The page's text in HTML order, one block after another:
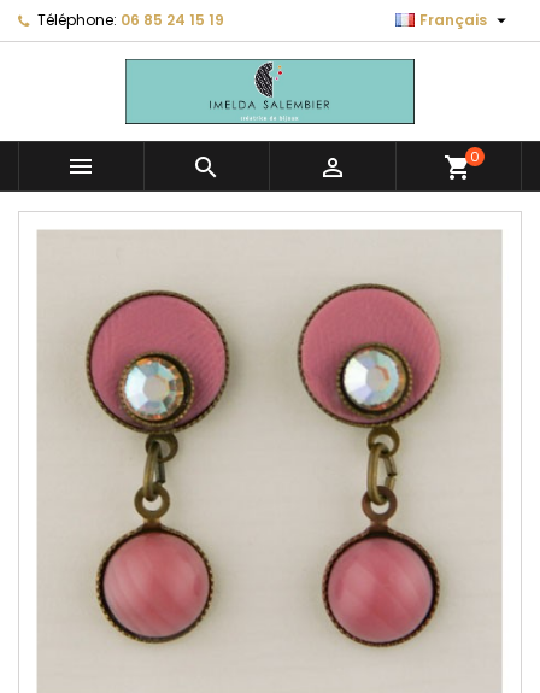
Téléphone: 06 85 24 15 19 Français 
   shopping_cart0